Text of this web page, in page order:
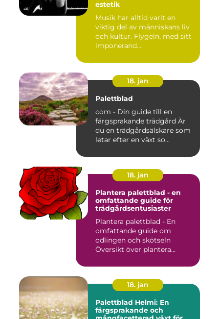
estetik
Musik har alltid varit en
viktig del av människans liv
och kultur. Flygeln, med sitt
imponerand...
18. jan
Palettblad
com - Din guide till en
färgsprakande trädgård Är
du en trädgårdsälskare som
letar efter en växt so...
18. jan
Plantera palettblad - en
omfattande guide för
trädgårdsentusiaster
Plantera palettblad - En
omfattande guide om
odlingen och skötseln
Översikt över plantera
18. jan
Palettblad Helmi: En
färgsprakande och